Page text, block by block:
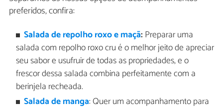
preferidos, confira:
Salada de repolho roxo e maçã: Preparar uma
salada com repolho roxo cru é o melhor jeito de apreciar
seu sabor e usufruir de todas as propriedades, e o
frescor dessa salada combina perfeitamente com a
berinjela recheada.
Salada de manga: Quer um acompanhamento para